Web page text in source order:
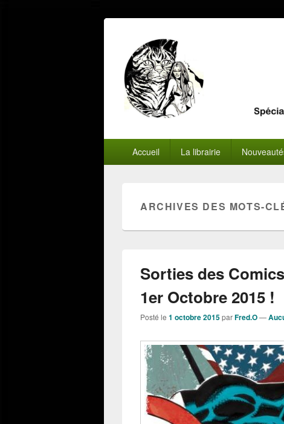
principalAccueil La librairie
ARCHIVES DES MOTS-
Sorties des
1er Octobre 2015 !
Posté le 1 octobre 2015parFred.O—